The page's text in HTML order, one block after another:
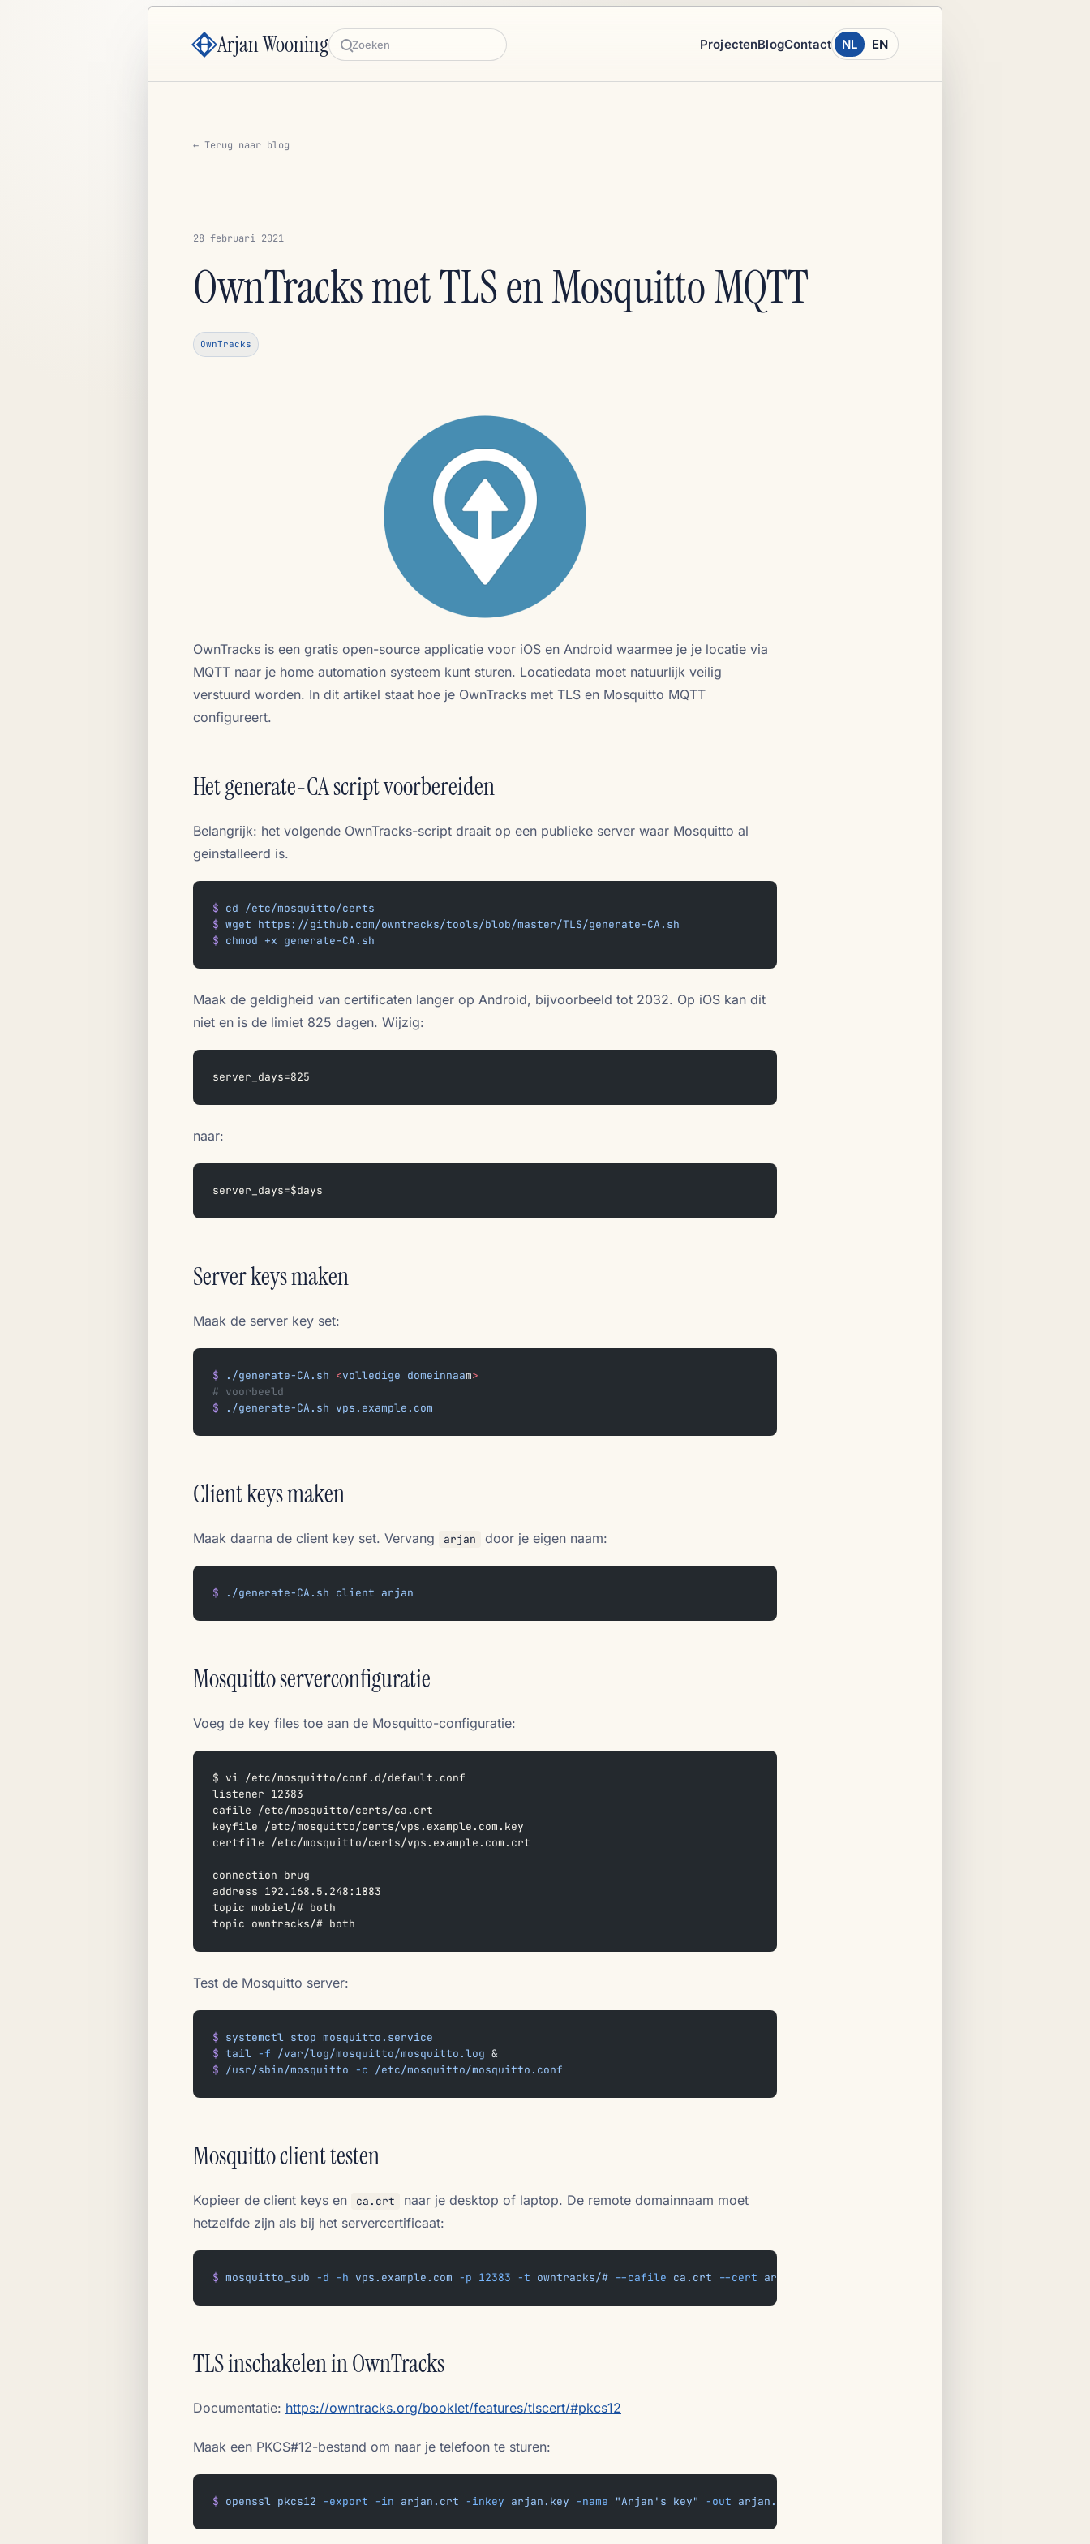
Arjan Wooning Zoeken
ProjectenBlogContact NL EN
← Terug naar blog
28 februari 2021
OwnTracks met TLS en Mosquitto MQTT
OwnTracks
OwnTracks is een gratis open-source applicatie voor iOS en Android waarmee je je locatie via
MQTT naar je home automation systeem kunt sturen. Locatiedata moet natuurlijk veilig
verstuurd worden. In dit artikel staat hoe je OwnTracks met TLS en Mosquitto MQTT
configureert.
Het generate-CA script voorbereiden
Belangrijk: het volgende OwnTracks-script draait op een publieke server waar Mosquitto al
geinstalleerd is.
$ cd /etc/mosquitto/certs
$ wget https://github.com/owntracks/tools/blob/master/TLS/generate-CA.sh
$ chmod +x generate-CA.sh
Maak de geldigheid van certificaten langer op Android, bijvoorbeeld tot 2032. Op iOS kan dit
niet en is de limiet 825 dagen. Wijzig:
server_days=825
naar:
server_days=$days
Server keys maken
Maak de server key set:
$ ./generate-CA.sh <volledige domeinnaam>
# voorbeeld
$ ./generate-CA.sh vps.example.com
Client keys maken
Maak daarna de client key set. Vervang arjan door je eigen naam:
$ ./generate-CA.sh client arjan
Mosquitto serverconfiguratie
Voeg de key files toe aan de Mosquitto-configuratie:
$ vi /etc/mosquitto/conf.d/default.conf
listener 12383
cafile /etc/mosquitto/certs/ca.crt
keyfile /etc/mosquitto/certs/vps.example.com.key
certfile /etc/mosquitto/certs/vps.example.com.crt
connection brug
address 192.168.5.248:1883
topic mobiel/# both
topic owntracks/# both
Test de Mosquitto server:
$ systemctl stop mosquitto.service
$ tail -f /var/log/mosquitto/mosquitto.log &
$ /usr/sbin/mosquitto -c /etc/mosquitto/mosquitto.conf
Mosquitto client testen
Kopieer de client keys en ca.crt
naar je desktop of laptop. De remote domainnaam moet
hetzelfde zijn als bij het servercertificaat:
$ mosquitto_sub -d -h vps.example.com -p 12383 -t owntracks/# --cafile ca.crt --cert arjan.crt
TLS inschakelen in OwnTracks
Documentatie: https://owntracks.org/booklet/features/tlscert/#pkcs12
Maak een PKCS#12-bestand om naar je telefoon te sturen:
$ openssl pkcs12 -export -in arjan.crt -inkey arjan.key -name "Arjan's key" -out arjan.p12